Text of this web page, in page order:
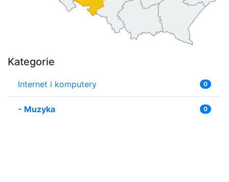
Kategorie
Internet i komputery 0
- Muzyka 0